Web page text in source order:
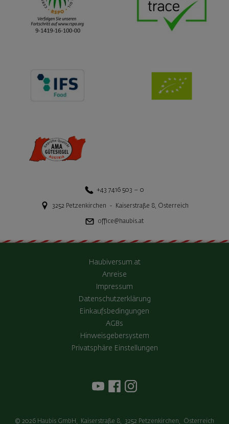
+43 7416 503 – 0
3252 Petzenkirchen - Kaiserstraße 8, Österreich
office@haubis.at
Haubiversum.at
Anreise
Impressum
Datenschutzerklärung
Einkaufsbedingungen
AGBs
Hinweisgebersystem
Privatsphäre Einstellungen
© 2026 Haubis GmbH , Kaiserstraße 8, 3252 Petzenkirchen, Österreich